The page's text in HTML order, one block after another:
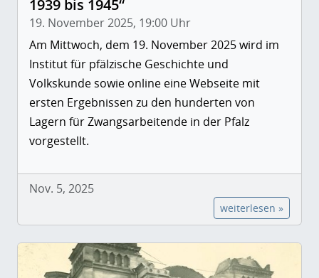
1939 bis 1945“
19. November 2025, 19:00 Uhr
Am Mittwoch, dem 19. November 2025 wird im
Institut für pfälzische Geschichte und
Volkskunde sowie online eine Webseite mit
ersten Ergebnissen zu den hunderten von
Lagern für Zwangsarbeitende in der Pfalz
vorgestellt.
Nov. 5, 2025
weiterlesen »